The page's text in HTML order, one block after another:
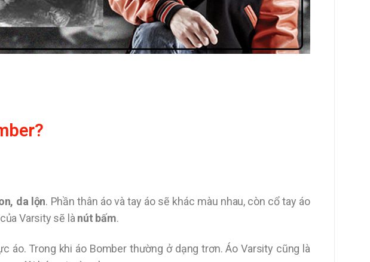
da lộn. Phần thân áo và tay áo sẽ khác màu nhau, còn cổ tay áo
Varsity sẽ là nút bấm.
áo. Trong khi áo Bomber thường ở dạng trơn. Áo Varsity cũng là